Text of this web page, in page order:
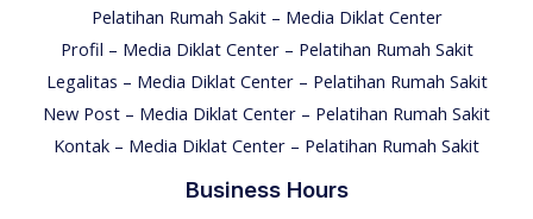
Pelatihan Rumah Sakit – Media Diklat Center
Profil – Media Diklat Center – Pelatihan Rumah Sakit
Legalitas – Media Diklat Center – Pelatihan Rumah Sakit
New Post – Media Diklat Center – Pelatihan Rumah Sakit
Kontak – Media Diklat Center – Pelatihan Rumah Sakit
Business Hours